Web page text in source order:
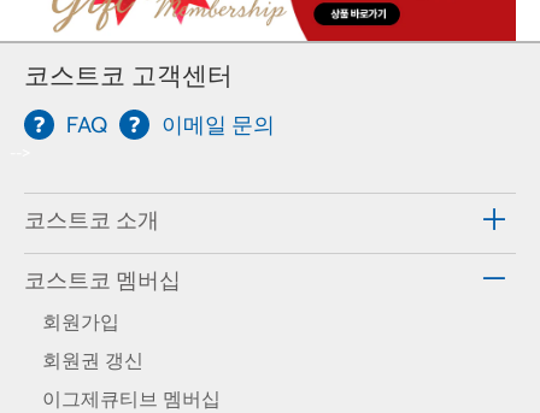
코스트코 고객센터
FAQ 이메일 문의
코스트코 소개
코스트코 멤버십
회원가입
회원권 갱신
이그제큐티브 멤버십